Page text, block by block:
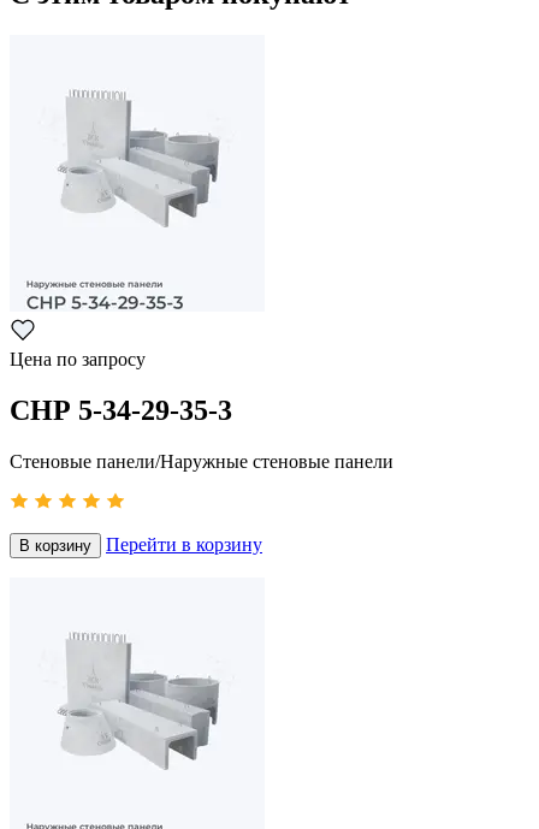
Цена по запросу
СНР 5-34-29-35-3
Стеновые панели/Наружные стеновые панели
В корзину Перейти в корзину